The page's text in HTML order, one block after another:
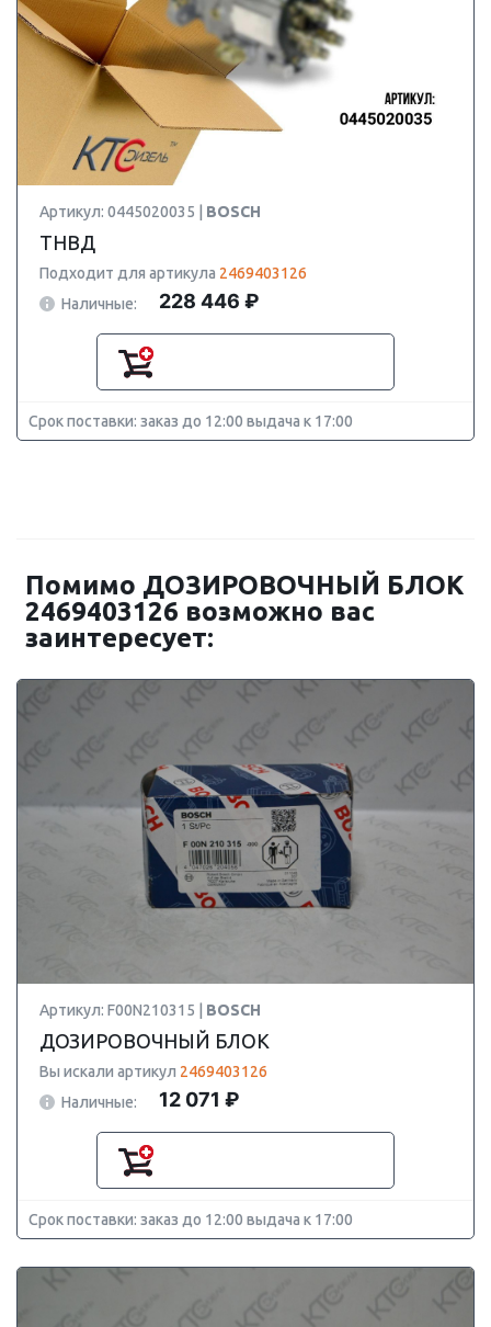
Артикул: 0445020035 | BOSCH
ТНВД
Подходит для артикула 2469403126
Наличные:
228 446 ₽
Срок поставки: заказ до 12:00 выдача к 17:00
Помимо ДОЗИРОВОЧНЫЙ БЛОК
2469403126 возможно вас
заинтересует:
Артикул: F00N210315 | BOSCH
ДОЗИРОВОЧНЫЙ БЛОК
Вы искали артикул 2469403126
Наличные:
12 071 ₽
Срок поставки: заказ до 12:00 выдача к 17:00